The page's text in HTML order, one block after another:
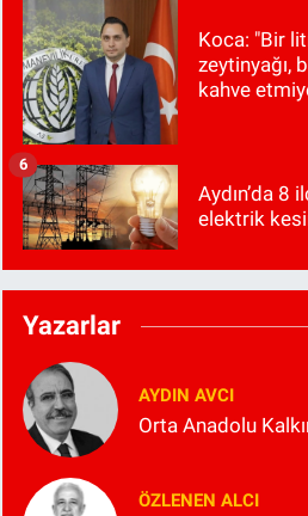
Koca: "Bir
zeytinyağı,
kahve
Aydın’da 8
elektrik
6
Yazarlar
AYDIN AVCI
Orta Anadolu
ÖZLENEN ALCI